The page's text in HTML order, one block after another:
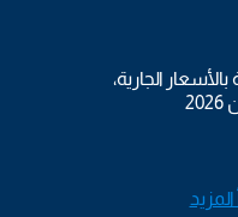
بالأسعار الجارية،
المزيد